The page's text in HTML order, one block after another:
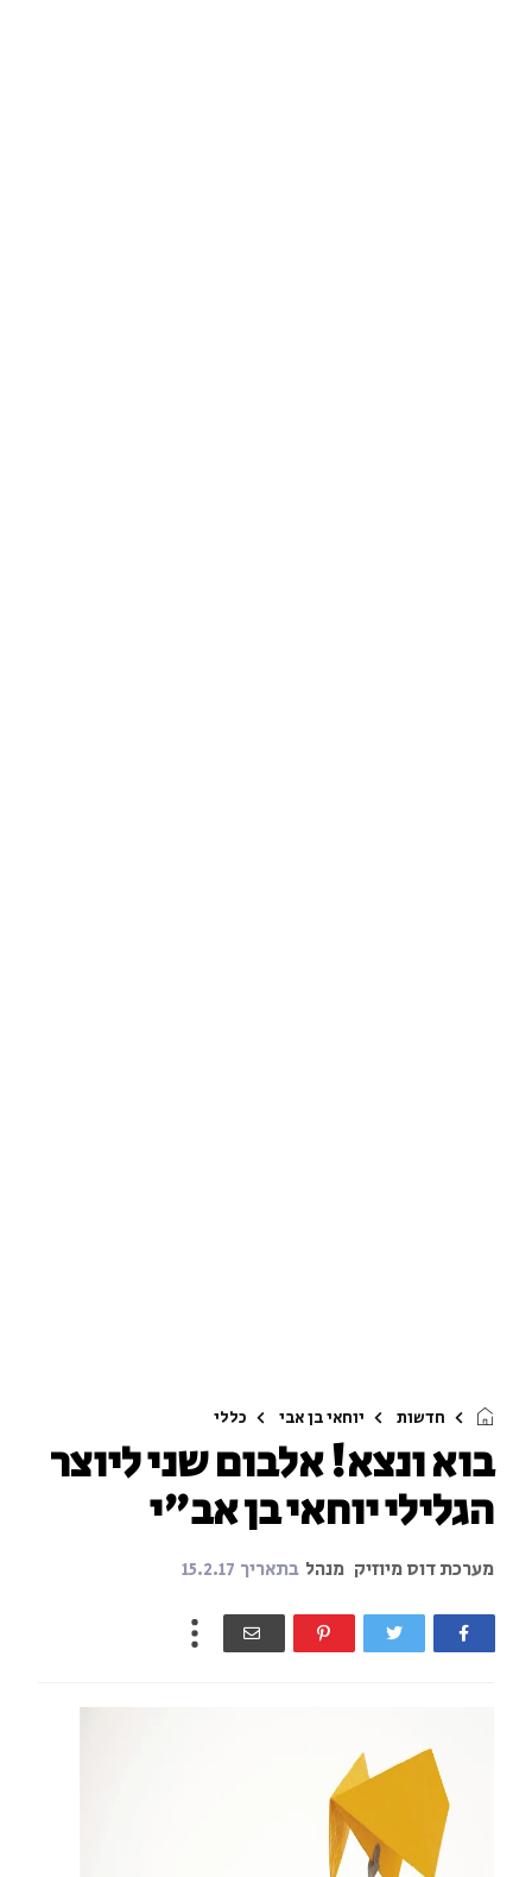
חדשות יוחאי בן אבי כללי
בוא ונצא! אלבום שני ליוצר
הגלילי יוחאי בן אב"י
מערכת דוס מיוזיק מנהל בתאריך 15.2.17